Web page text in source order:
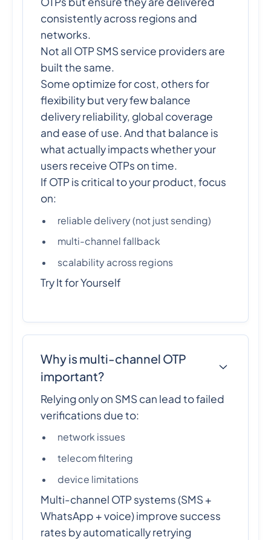
consistently across regions and
networks.
Not all OTP SMS service providers are
built the same.
Some optimize for cost, others for
flexibility but very few balance
delivery reliability, global coverage
and ease of use. And that balance is
what actually impacts whether your
users receive OTPs on time.
If OTP is critical to your product, focus
on:
reliable delivery (not just sending)
multi-channel fallback
scalability across regions
Try It for Yourself
Why is multi-channel OTP
important?
Relying only on SMS can lead to failed
verifications due to:
network issues
telecom filtering
device limitations
Multi-channel OTP systems (SMS +
WhatsApp + voice) improve success
rates by automatically retrying